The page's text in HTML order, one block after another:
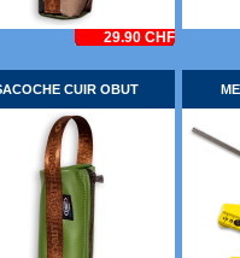
29.90 CHF
CUIR OBUT